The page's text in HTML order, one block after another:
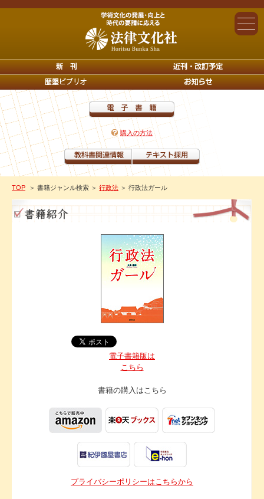
購入の方法
TOP ＞ 書籍ジャンル検索 ＞ 行政法 ＞ 行政法ガール
電子書籍版は
こちら
書籍の購入はこちら
プライバシーポリシーはこちらから